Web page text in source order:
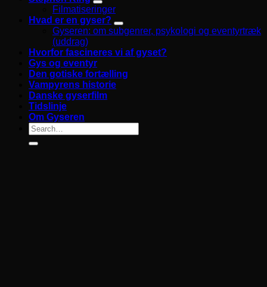
Filmatiseringer
Hvad er en gyser?
Gyseren: om subgenrer, psykologi og eventyrtræk
(uddrag)
Hvorfor fascineres vi af gyset?
Gys og eventyr
Den gotiske fortælling
Vampyrens historie
Danske gyserfilm
Tidslinje
Om Gyseren